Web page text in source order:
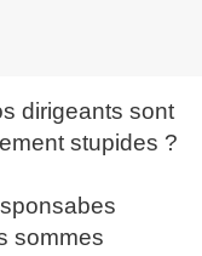
dirigeants sont
stupides ?
sommes